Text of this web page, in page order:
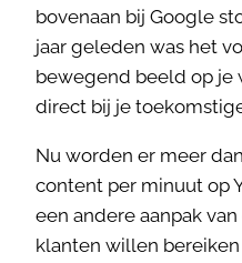
bovenaan bij Google
jaar geleden was het
bewegend beeld op je
direct bij je
Nu worden er meer
content per minuut op
een andere aanpak
klanten willen